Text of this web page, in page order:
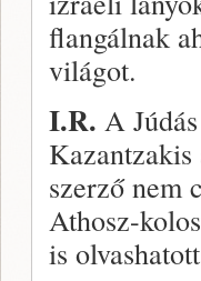
flangálnak
világot.
I.R. A
szerző nem
Athosz-
is